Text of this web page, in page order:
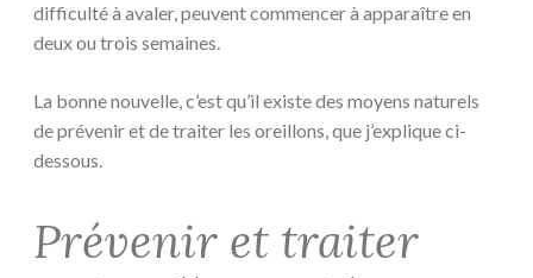
difficulté à avaler, peuvent commencer à apparaître en
deux ou trois semaines.
La bonne nouvelle, c’est qu’il existe des moyens naturels
de prévenir et de traiter les oreillons, que j’explique ci-
dessous.
Prévenir et traiter